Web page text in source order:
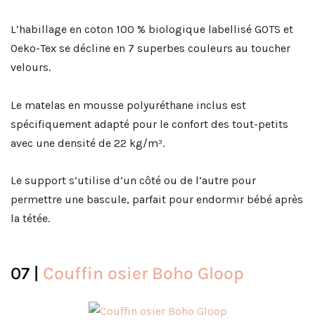
L’habillage en coton 100 % biologique labellisé GOTS et
Oeko-Tex se décline en 7 superbes couleurs au toucher
velours.
Le matelas en mousse polyuréthane inclus est
spécifiquement adapté pour le confort des tout-petits
avec une densité de 22 kg/m³.
Le support s’utilise d’un côté ou de l’autre pour
permettre une bascule, parfait pour endormir bébé après
la tétée.
07 | Couffin osier Boho Gloop